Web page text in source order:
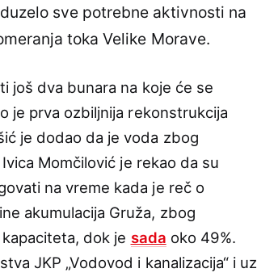
sve potrebne aktivnosti na
toka Velike Morave.
još dva bunara na koje će se
je prva ozbiljnija rekonstrukcija
je dodao da je voda zbog
Momčilović je rekao da su
na vreme kada je reč o
akumulacija Gruža, zbog
dok je sada oko 49%.
JKP „Vodovod i kanalizacija“ i uz